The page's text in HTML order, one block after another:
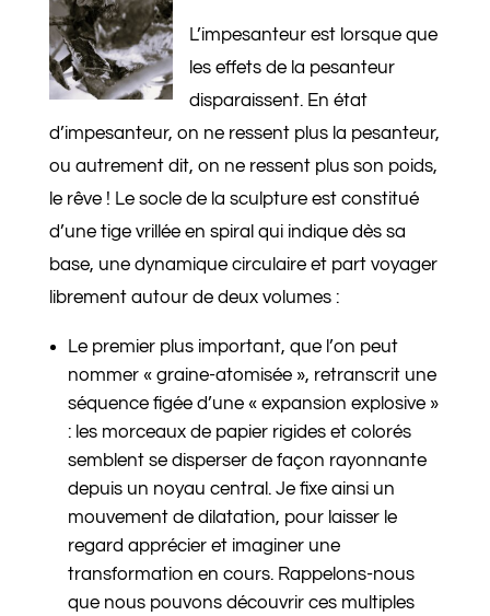
L’impesanteur est lorsque que
les effets de la pesanteur
disparaissent. En état
d’impesanteur, on ne ressent plus la pesanteur,
ou autrement dit, on ne ressent plus son poids,
le rêve ! Le socle de la sculpture est constitué
d’une tige vrillée en spiral qui indique dès sa
base, une dynamique circulaire et part voyager
librement autour de deux volumes :
Le premier plus important, que l’on peut
nommer « graine-atomisée », retranscrit une
séquence figée d’une « expansion explosive »
: les morceaux de papier rigides et colorés
semblent se disperser de façon rayonnante
depuis un noyau central. Je fixe ainsi un
mouvement de dilatation, pour laisser le
regard apprécier et imaginer une
transformation en cours. Rappelons-nous
que nous pouvons découvrir ces multiples